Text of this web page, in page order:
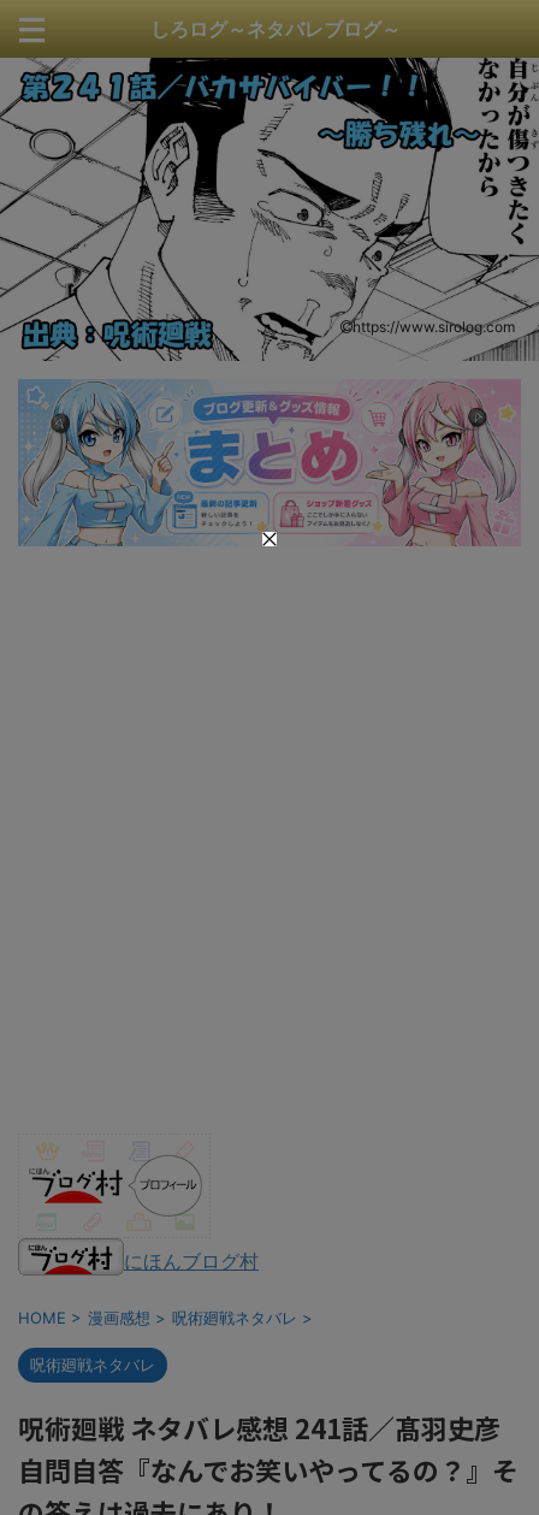
しろログ～ネタバレブログ～
https://www.sirolog.com
にほんブログ村
HOME > 漫画感想 > 呪術廻戦ネタバレ >
呪術廻戦ネタバレ
呪術廻戦 ネタバレ感想 241話／髙羽史彦
自問自答『なんでお笑いやってるの？』そ